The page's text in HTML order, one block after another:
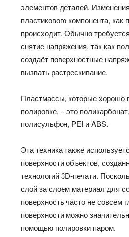
элементов деталей.
пластикового компонента, как
происходит. Обычно
снятие напряжения, так как
создаёт поверхностные
вызвать растрескивание.
Пластмассы, которые хорошо
полировке, – это
полисульфон, PEI и ABS.
Эта техника также
поверхности объектов,
технологий 3D-печати.
слой за слоем материал для
поверхность часто не совсем
поверхности можно
помощью полировки паром.